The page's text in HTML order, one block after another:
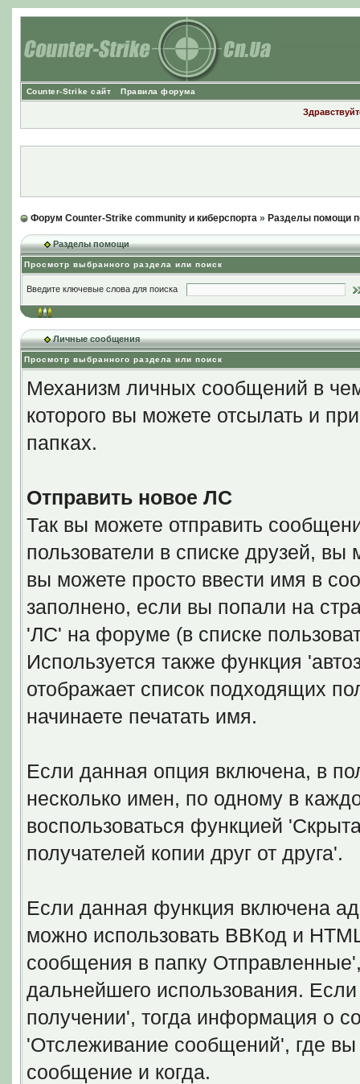
Counter-Strike сайт Правила форума
Форум Counter-Strike community и киберспорта» Разделы помощи
Разделы помощи
Просмотр выбранного раздела или поиск
Введите ключевые слова для поиска
Личные сообщения
Просмотр выбранного раздела или поиск
Механизм личных сообщений в
которого вы можете отсылать и
папках.
Отправить новое ЛС
Так вы можете отправить
пользователи в списке друзей,
вы можете просто ввести имя в
заполнено, если вы попали на
'ЛС' на форуме (в списке
Используется также функция
отображает список подходящих
начинаете печатать имя.
Если данная опция включена, в
несколько имен, по одному в
воспользоваться функцией
получателей копии друг от друга'.
Если данная функция включена
можно использовать ВВКод и
сообщения в папку
дальнейшего использования.
получении', тогда информация о
'Отслеживание сообщений', где
сообщение и когда.